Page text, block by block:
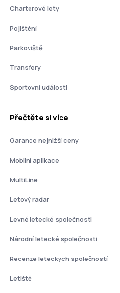
Charterové lety
Pojištění
Parkoviště
Transfery
Sportovní události
Přečtěte si více
Garance nejnižší ceny
Mobilní aplikace
MultiLine
Letový radar
Levné letecké společnosti
Národní letecké společnosti
Recenze leteckých společností
Letiště